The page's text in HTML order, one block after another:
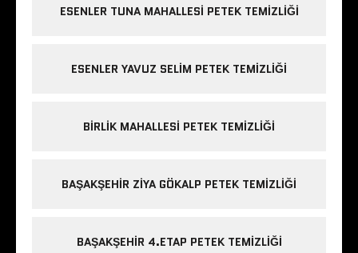
ESENLER TUNA MAHALLESI PETEK TEMIZLIĞI
ESENLER YAVUZ SELIM PETEK TEMIZLIĞI
BIRLIK MAHALLESI PETEK TEMIZLIĞI
BAŞAKŞEHIR ZIYA GÖKALP PETEK TEMIZLIĞI
BAŞAKŞEHIR 4.ETAP PETEK TEMIZLIĞI